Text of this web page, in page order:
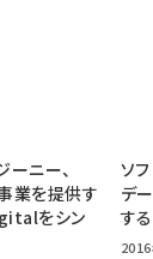
ーニー、
業を提供す
をシン
ソ
デ
す